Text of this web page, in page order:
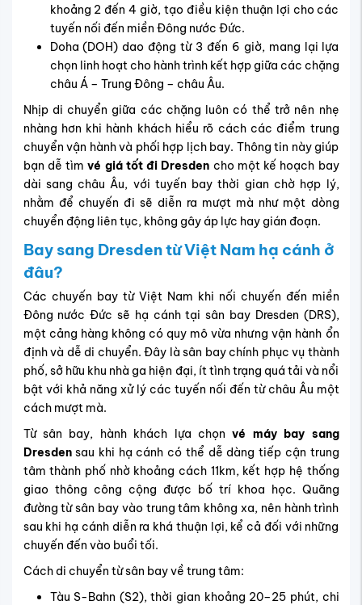
khoảng 2 đến 4 giờ, tạo điều kiện thuận lợi cho các
tuyến nối đến miền Đông nước Đức.
Doha (DOH) dao động từ 3 đến 6 giờ, mang lại lựa
chọn linh hoạt cho hành trình kết hợp giữa các chặng
châu Á – Trung Đông – châu Âu.
Nhịp di chuyển giữa các chặng luôn có thể trở nên nhẹ
nhàng hơn khi hành khách hiểu rõ cách các điểm trung
chuyển vận hành và phối hợp lịch bay. Thông tin này giúp
bạn dễ tìmvé giá tốt đi Dresden cho một kế hoạch bay
dài sang châu Âu, với tuyến bay thời gian chờ hợp lý,
nhằm để chuyến đi sẽ diễn ra mượt mà như một dòng
chuyển động liên tục, không gây áp lực hay gián đoạn.
Bay sang Dresden từ Việt Nam hạ cánh ở
đâu?
Các chuyến bay từ Việt Nam khi nối chuyến đến miền
Đông nước Đức sẽ hạ cánh tạisân bay Dresden (DRS),
một cảng hàng không có quy mô vừa nhưng vận hành ổn
định và dễ di chuyển. Đây là sân bay chính phục vụ thành
phố, sở hữu khu nhà ga hiện đại, ít tình trạng quá tải và nổi
bật với khả năng xử lý các tuyến nối đến từ châu Âu một
cách mượt mà.
Từ sân bay, hành khách lựa chọnvé máy bay sang
Dresdensau khi hạ cánh có thể dễ dàng tiếp cận trung
tâm thành phố nhờ khoảng cách 11km, kết hợp hệ thống
giao thông công cộng được bố trí khoa học. Quãng
đường từ sân bay vào trung tâm không xa, nên hành trình
sau khi hạ cánh diễn ra khá thuận lợi, kể cả đối với những
chuyến đến vào buổi tối.
Cách di chuyển từ sân bay về trung tâm:
Tàu S-Bahn (S2), thời gian khoảng 20–25 phút, chi